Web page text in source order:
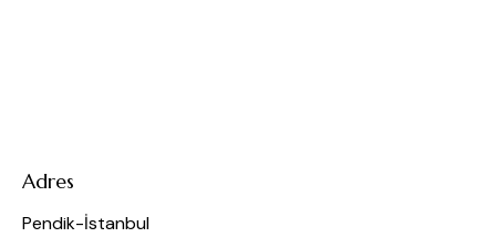
Adres
Pendik-İstanbul